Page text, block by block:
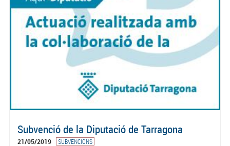
Subvenció de la Diputació de Tarragona
21/05/2019 SUBVENCIONS